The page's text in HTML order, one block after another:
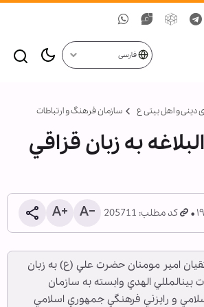
فارسی
دینی و اهل بیتی ع سازمان فرهنگ و ارتباطات
به زبان قزاقي
کد مطلب: 205711
امير مومنان حضرت علي (ع) به زبان
بين‏المللي الهدي وابسته به سازمان
و رايزني فرهنگي جمهوري اسلامي